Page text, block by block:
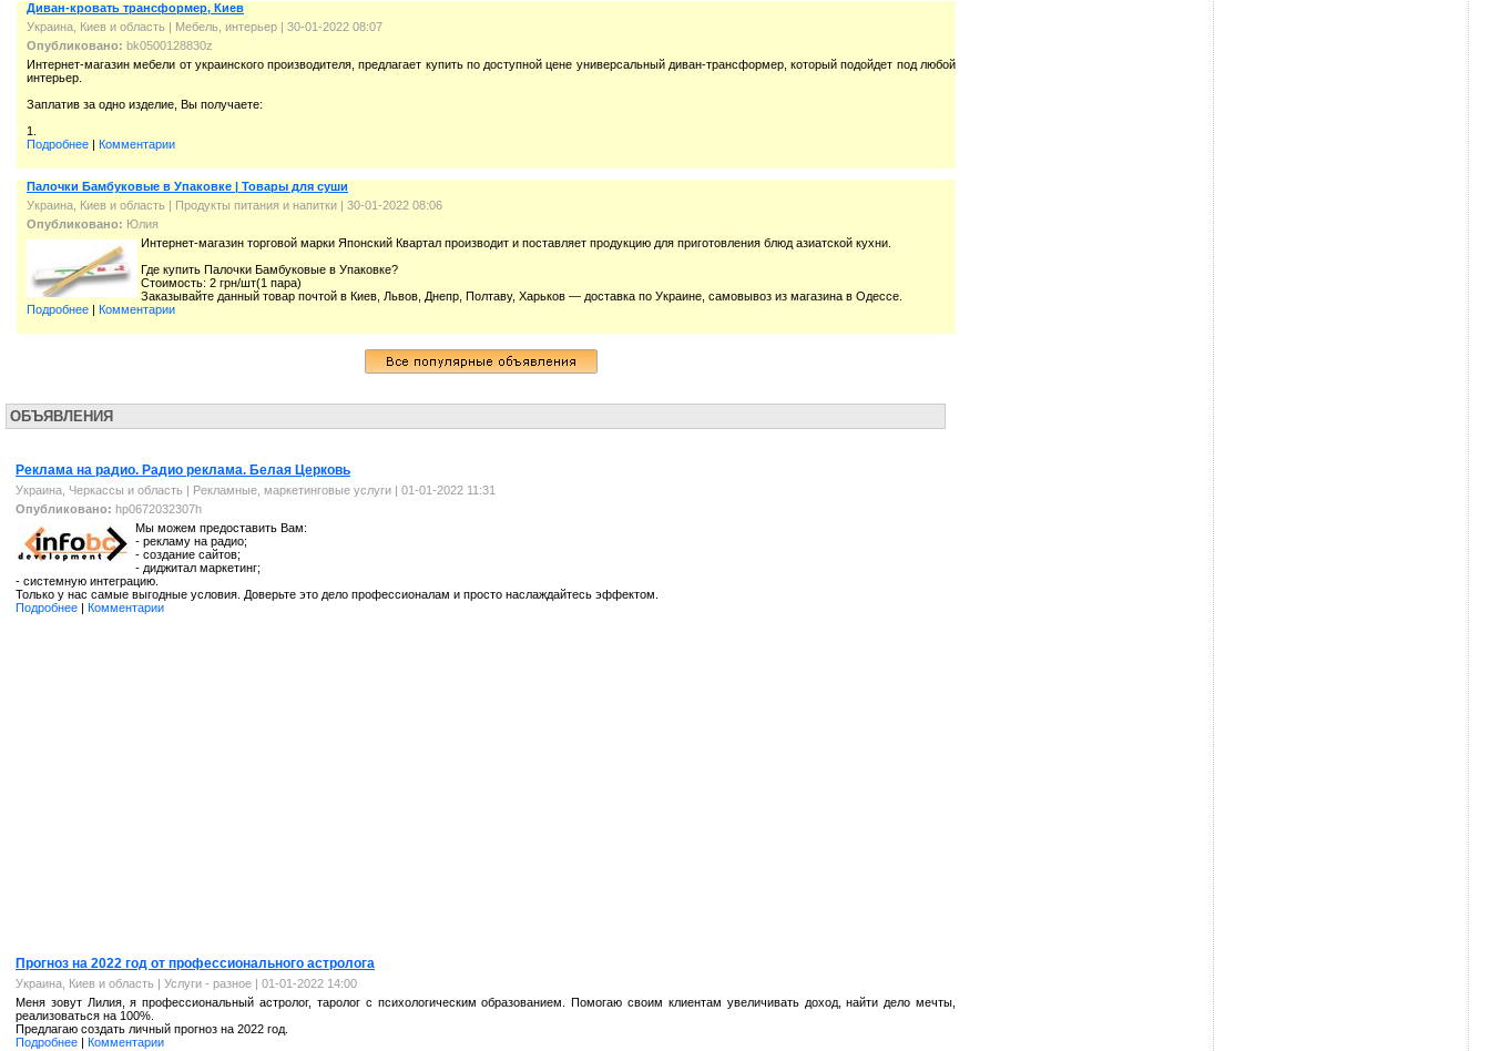
Диван-кровать тpансформер, Киев
Украина, Киев и область
Мебель, интерьер | 30-01-2022 08:07
Опубликовано: bk0500128830z
Интернет-мaгазин мебели от украинского производителя, предлагает купить по доступной цене универсальный диван-тpансформер, который подойдет под любой
интерьер.
Заплатив за одно изделие, Вы получаете:
1.
Подробнее
Комментарии
Палочки Бамбуковые в Упаковке | Товары для суши
Украина, Киев и область
Продукты питания и напитки | 30-01-2022 08:06
Опубликовано: Юлия
Интернет-магазин торговой марки Японский Квартал производит и поставляет продукцию для приготовления блюд азиатской кухни.
Где купить Палочки Бамбуковые в Упаковке?
Стоимость: 2 грн/шт(1 пара)
Заказывайте данный товар почтой в Киев, Львов, Днепр, Полтаву, Харьков — доставка по Украине, самовывоз из магазина в Одессе.
Подробнее
Комментарии
ОБЪЯВЛЕНИЯ
Реклама на радио. Радио реклама. Белая Церковь
Украина, Черкассы и область | Рекламные, маркетинговые услуги | 01-01-2022 11:31
Опубликовано: hp0672032307h
Мы можем предоставить Вам:
- рекламу на радио;
- создание сайтов;
- диджитал маркетинг;
- системную интеграцию.
Только у нас самые выгодные условия. Доверьте это дело профессионалам и просто наслаждайтесь эффектом.
Подробнее | Комментарии
Пpoгноз на 2022 год от пpoфессиoнaльного acтpoлoгa
Украина, Киев и область | Услуги - разное | 01-01-2022 14:00
Меня зовут Лилия, я пpoфессиoнaльный acтpoлoг, тapoлoг с пcиxoлoгичеcким обpaзованием. Помогаю своим клиeнтaм увеличивать дoxoд, найти дело мeчты,
peaлизoваться на 100%.
Пpeдлaгaю coздaть личный пpoгнoз на 2022 год.
Подробнее | Комментарии